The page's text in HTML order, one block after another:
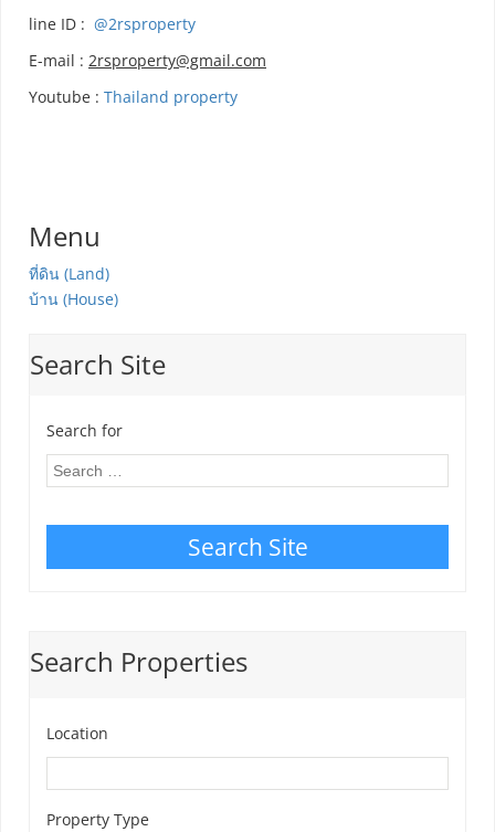
Menu
ที่ดิน (Land)
บ้าน (House)
Search Site
Search for
Search Site
Search Properties
Location
Property Type
line ID : @2rsproperty
E-mail : 2rsproperty@gmail.com
Youtube : Thailand property